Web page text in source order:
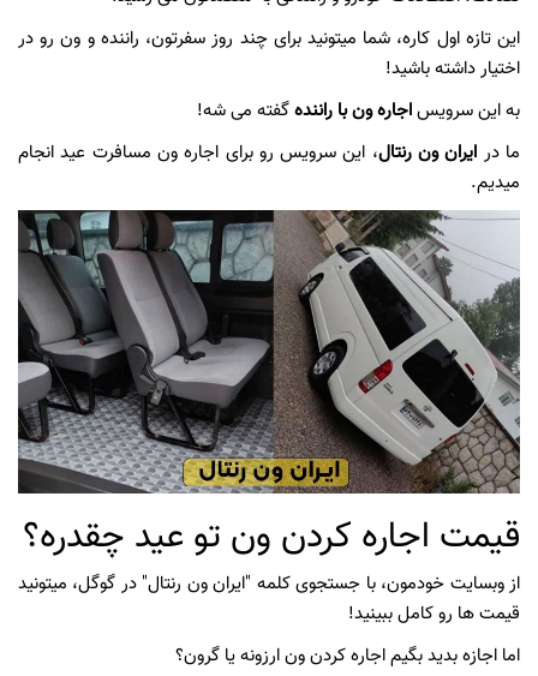
این تازه اول کاره، شما میتونید برای چند روز سفرتون، راننده و ون رو در
اختیار داشته باشید!
به این سرویساجاره ون با رانندهگفته می شه!
ما در ایران ون رنتال، این سرویس رو برای اجاره ون مسافرت عید انجام
میدیم.
قیمت اجاره کردن ون تو عید چقدره؟
از وبسایت خودمون، با جستجوی کلمه "ایران ون رنتال" در گوگل، میتونید
قیمت ها رو کامل ببینید!
اما اجازه بدید بگیم اجاره کردن ون ارزونه یا گرون؟